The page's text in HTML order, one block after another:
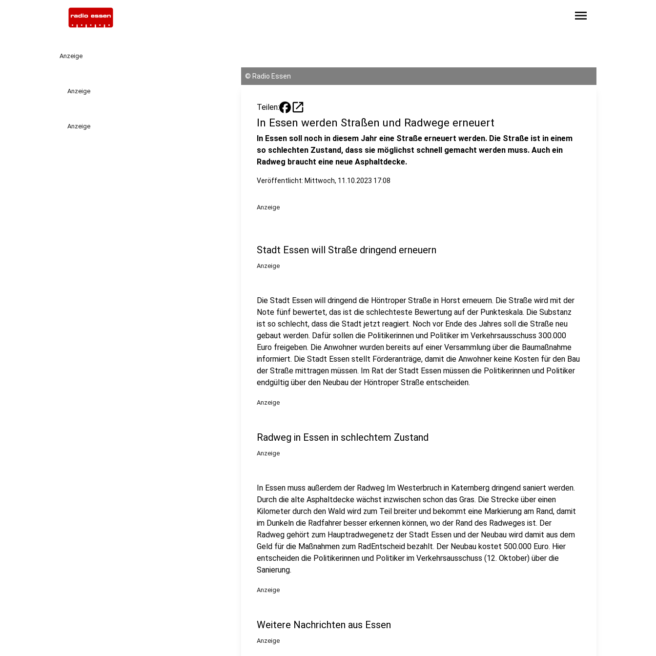
menu
Anzeige
Anzeige
Anzeige
© Radio Essen
Teilen: open_in_new
In Essen werden Straßen und Radwege erneuert
In Essen soll noch in diesem Jahr eine Straße erneuert werden. Die Straße ist in einem
so schlechten Zustand, dass sie möglichst schnell gemacht werden muss. Auch ein
Radweg braucht eine neue Asphaltdecke.
Veröffentlicht: Mittwoch, 11.10.2023 17:08
Anzeige
Stadt Essen will Straße dringend erneuern
Anzeige
Die Stadt Essen will dringend die Höntroper Straße in Horst erneuern. Die Straße wird mit der
Note fünf bewertet, das ist die schlechteste Bewertung auf der Punkteskala. Die Substanz
ist so schlecht, dass die Stadt jetzt reagiert. Noch vor Ende des Jahres soll die Straße neu
gebaut werden. Dafür sollen die Politikerinnen und Politiker im Verkehrsausschuss 300.000
Euro freigeben. Die Anwohner wurden bereits auf einer Versammlung über die Baumaßnahme
informiert. Die Stadt Essen stellt Förderanträge, damit die Anwohner keine Kosten für den Bau
der Straße mittragen müssen. Im Rat der Stadt Essen müssen die Politikerinnen und Politiker
endgültig über den Neubau der Höntroper Straße entscheiden.
Anzeige
Radweg in Essen in schlechtem Zustand
Anzeige
In Essen muss außerdem der Radweg Im Westerbruch in Katernberg dringend saniert werden.
Durch die alte Asphaltdecke wächst inzwischen schon das Gras. Die Strecke über einen
Kilometer durch den Wald wird zum Teil breiter und bekommt eine Markierung am Rand, damit
im Dunkeln die Radfahrer besser erkennen können, wo der Rand des Radweges ist. Der
Radweg gehört zum Hauptradwegenetz der Stadt Essen und der Neubau wird damit aus dem
Geld für die Maßnahmen zum RadEntscheid bezahlt. Der Neubau kostet 500.000 Euro. Hier
entscheiden die Politikerinnen und Politiker im Verkehrsausschuss (12. Oktober) über die
Sanierung.
Anzeige
Weitere Nachrichten aus Essen
Anzeige